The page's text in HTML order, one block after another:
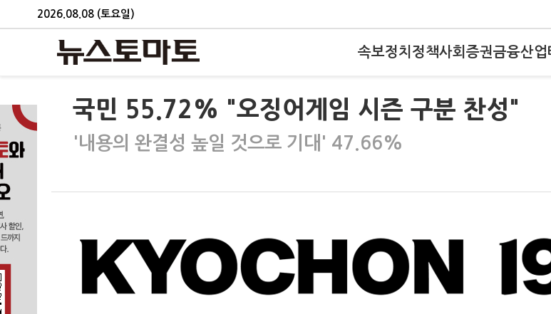
2026.08.08 (토요일)
속보정치 정책사회 증권금융산업
국민 55.72% "오징어게임 시즌 구분 찬성"
'내용의 완결성 높일 것으로 기대' 47.66%